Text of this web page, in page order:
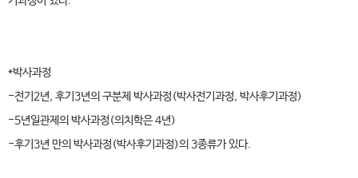
*박사과정
-전기2년, 후기3년의 구분제 박사과정(박사전기과정, 박사후기과정)
-5년일관제의 박사과정(의치학은 4년)
-후기3년 만의 박사과정(박사후기과정)의 3종류가 있다.